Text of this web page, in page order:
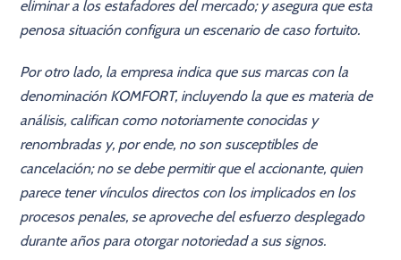
eliminar a los estafadores del mercado; y asegura que esta
penosa situación configura un escenario de caso fortuito.
Por otro lado, la empresa indica que sus marcas con la
denominación KOMFORT, incluyendo la que es materia de
análisis, califican como notoriamente conocidas y
renombradas y, por ende, no son susceptibles de
cancelación; no se debe permitir que el accionante, quien
parece tener vínculos directos con los implicados en los
procesos penales, se aproveche del esfuerzo desplegado
durante años para otorgar notoriedad a sus signos.